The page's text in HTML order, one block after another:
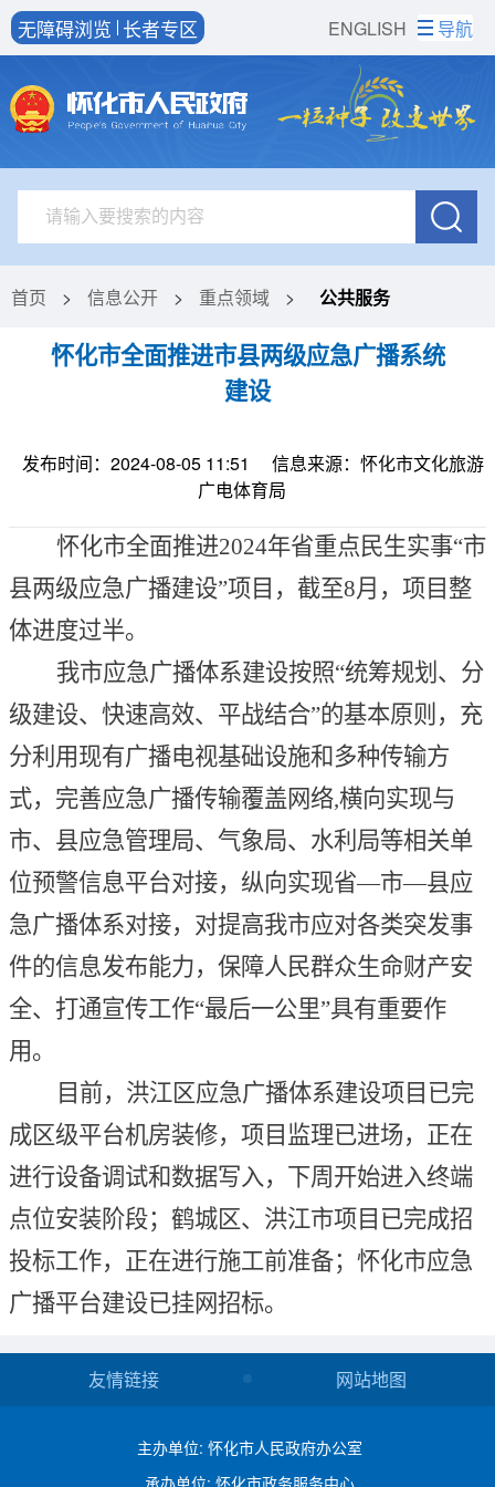
ENGLISH
无障碍浏览 长者专区 导航
首页 > 信息公开 > 重点领域 > 公共服务
怀化市全面推进市县两级应急广播系统
建设
发布时间：2024-08-05 11:51
信息来源：怀化市文化旅游
广电体育局
怀化市全面推进2024年省重点民生实事“市
县两级应急广播建设”项目，截至8月，项目整
体进度过半。
我市应急广播体系建设按照“统筹规划、分
级建设、快速高效、平战结合”的基本原则，充
分利用现有广播电视基础设施和多种传输方
式，完善应急广播传输覆盖网络,横向实现与
市、县应急管理局、气象局、水利局等相关单
位预警信息平台对接，纵向实现省—市—县应
急广播体系对接， 对提高我市应对各类突发事
件的信息发布能力，保障人民群众生命财产安
全、打通宣传工作“最后一公里”具有重要作
用。
目前，洪江区应急广播体系建设项目已完
成区级平台机房装修，项目监理已进场，正在
进行设备调试和数据写入，下周开始进入终端
点位安装阶段； 鹤城区、洪江市项目已完成招
投标工作，正在进行施工前准备；怀化市应急
广播平台建设已挂网招标。
友情链接 网站地图
主办单位: 怀化市人民政府办公室
承办单位: 怀化市政务服务中心